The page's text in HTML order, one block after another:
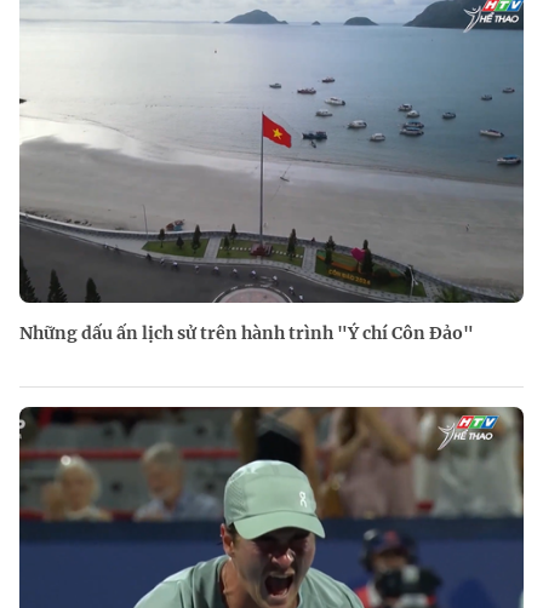
Những dấu ấn lịch sử trên hành trình "Ý chí Côn Đảo"